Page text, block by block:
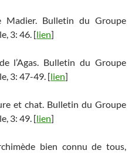
Madier. Bulletin du Groupe
3: 46. [lien]
l’Agas. Bulletin du Groupe
3: 47-49. [lien]
et chat. Bulletin du Groupe
3: 49. [lien]
bien connu de tous,